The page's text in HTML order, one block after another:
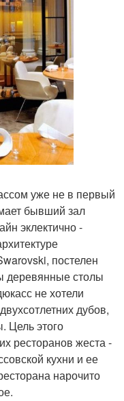
уже не в первый
бывший зал
эклектично -
постелен
деревянные столы
не хотели
дубов,
Цель этого
ресторанов жеста -
кухни и ее
нарочито